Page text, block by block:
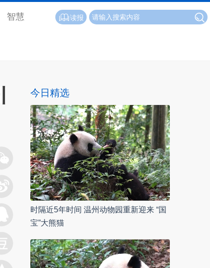
智慧 读报
今日精选
时隔近5年时间 温州动物园重新迎来 “国
宝”大熊猫